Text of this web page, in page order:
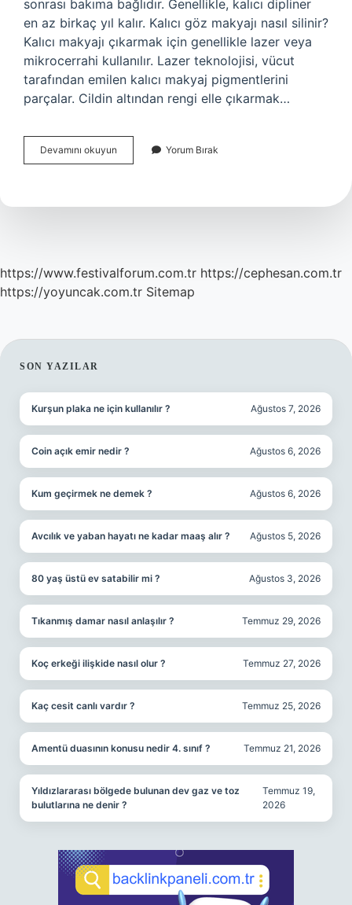
sonrası bakıma bağlıdır. Genellikle, kalıcı dipliner
en az birkaç yıl kalır. Kalıcı göz makyajı nasıl silinir?
Kalıcı makyajı çıkarmak için genellikle lazer veya
mikrocerrahi kullanılır. Lazer teknolojisi, vücut
tarafından emilen kalıcı makyaj pigmentlerini
parçalar. Cildin altından rengi elle çıkarmak…
Devamını okuyun
Dipliner
Yorum Bırak
https://www.festivalforum.com.tr https://cephesan.com.tr
https://yoyuncak.com.tr Sitemap
SIDEBAR
SON YAZILAR
Kurşun plaka ne için kullanılır ? Ağustos 7, 2026
Coin açık emir nedir ? Ağustos 6, 2026
Kum geçirmek ne demek ? Ağustos 6, 2026
Avcılık ve yaban hayatı ne kadar maaş alır ? Ağustos 5, 2026
80 yaş üstü ev satabilir mi ? Ağustos 3, 2026
Tıkanmış damar nasıl anlaşılır ? Temmuz 29, 2026
Koç erkeği ilişkide nasıl olur ? Temmuz 27, 2026
Kaç cesit canlı vardır ? Temmuz 25, 2026
Amentü duasının konusu nedir 4. sınıf ? Temmuz 21, 2026
Yıldızlararası bölgede bulunan dev gaz ve toz
bulutlarına ne denir ?
Temmuz 19,
2026